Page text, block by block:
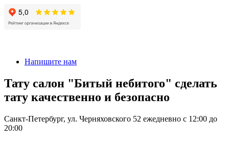
Напишите нам
Тату салон "Битый небитого" сделать
тату качественно и безопасно
Санкт-Петербург, ул. Черняховского 52 ежедневно с 12:00 до
20:00